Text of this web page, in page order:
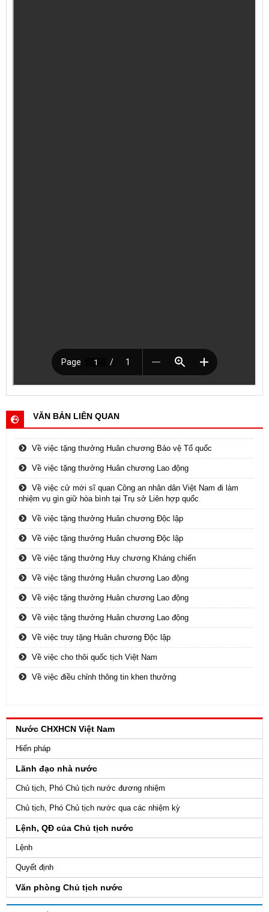
VĂN BẢN LIÊN QUAN
Về việc tặng thưởng Huân chương Bảo vệ Tổ quốc
Về việc tặng thưởng Huân chương Lao động
Về việc cử mới sĩ quan Công an nhân dân Việt Nam đi làm
nhiệm vụ gìn giữ hòa bình tại Trụ sở Liên hợp quốc
Về việc tặng thưởng Huân chương Độc lập
Về việc tặng thưởng Huân chương Độc lập
Về việc tặng thưởng Huy chương Kháng chiến
Về việc tặng thưởng Huân chương Lao động
Về việc tặng thưởng Huân chương Lao động
Về việc tặng thưởng Huân chương Lao động
Về việc truy tặng Huân chương Độc lập
Về việc cho thôi quốc tịch Việt Nam
Về việc điều chỉnh thông tin khen thưởng
Nước CHXHCN Việt Nam
Hiến pháp
Lãnh đạo nhà nước
Chủ tịch, Phó Chủ tịch nước đương nhiệm
Chủ tịch, Phó Chủ tịch nước qua các nhiệm kỳ
Lệnh, QĐ của Chủ tịch nước
Lệnh
Quyết định
Văn phòng Chủ tịch nước